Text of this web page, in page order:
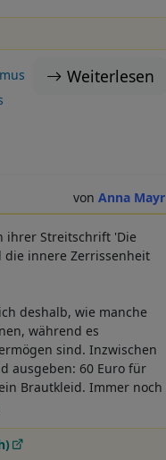
Weiterlesen
Anna Mayr
ihrer Streitschrift 'Die
die innere Zerrissenheit
deshalb, wie manche
während es
sind. Inzwischen
ausgeben: 60 Euro für
Brautkleid. Immer noch